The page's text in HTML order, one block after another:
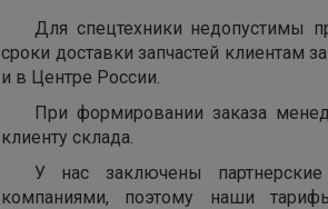
Для спецтехники недопустимы
сроки доставки запчастей клиентам
и в Центре России.
При формировании заказа
клиенту склада.
У нас заключены
компаниями, поэтому наши